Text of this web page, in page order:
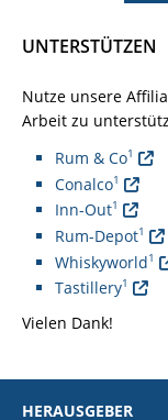
UNTERSTÜTZEN
Nutze unsere
Arbeit zu
Rum & Co1
Conalco1
Inn-Out1
Rum-Depot1
Whiskyworld1
Tastillery1
Vielen Dank!
HERAUSGEBER